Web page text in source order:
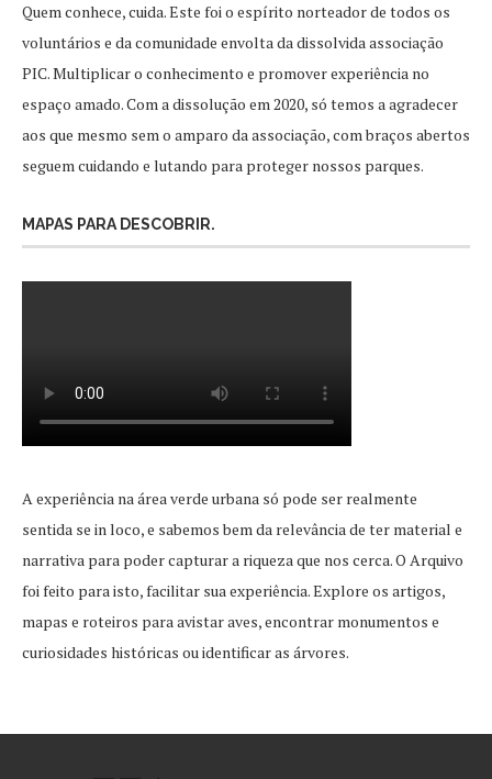
Quem conhece, cuida. Este foi o espírito norteador de todos os
voluntários e da comunidade envolta da dissolvida associação
PIC. Multiplicar o conhecimento e promover experiência no
espaço amado. Com a dissolução em 2020, só temos a agradecer
aos que mesmo sem o amparo da associação, com braços abertos
seguem cuidando e lutando para proteger nossos parques.
MAPAS PARA DESCOBRIR.
A experiência na área verde urbana só pode ser realmente
sentida se in loco, e sabemos bem da relevância de ter material e
narrativa para poder capturar a riqueza que nos cerca. O Arquivo
foi feito para isto, facilitar sua experiência. Explore os artigos,
mapas e roteiros para avistar aves, encontrar monumentos e
curiosidades históricas ou identificar as árvores.